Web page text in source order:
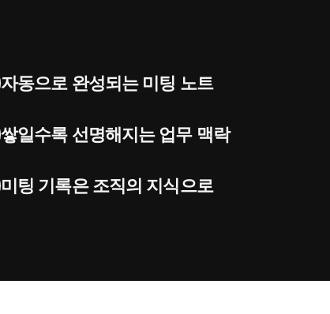
자동으로 완성되는 미팅 노트
쌓일수록 선명해지는 업무 맥락
미팅 기록은 조직의 지식으로